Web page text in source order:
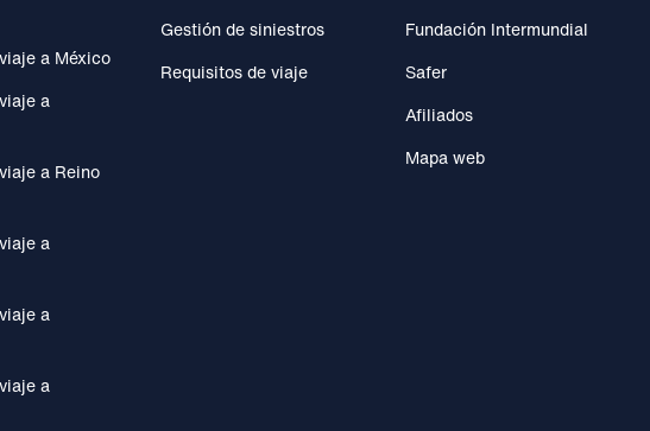
a México
a
a Reino
a
a
a
Gestión de siniestros
Requisitos de viaje
Fundación Intermundial
Safer
Afiliados
Mapa web